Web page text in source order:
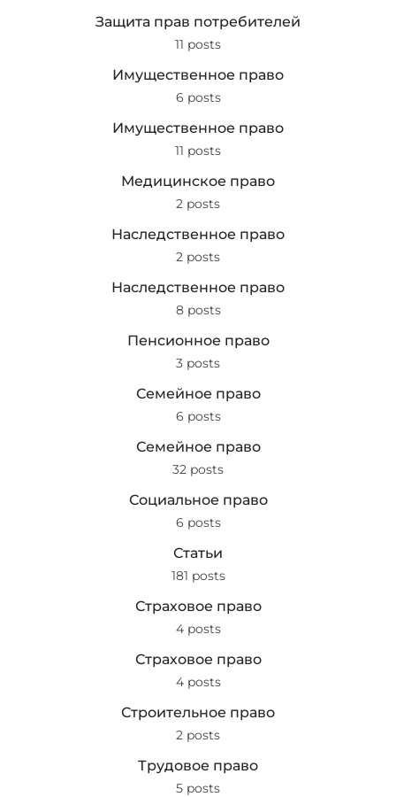
Защита прав потребителей
11 posts
Имущественное право
6 posts
Имущественное право
11 posts
Медицинское право
2 posts
Наследственное право
2 posts
Наследственное право
8 posts
Пенсионное право
3 posts
Семейное право
6 posts
Семейное право
32 posts
Социальное право
6 posts
Статьи
181 posts
Страховое право
4 posts
Страховое право
4 posts
Строительное право
2 posts
Трудовое право
5 posts